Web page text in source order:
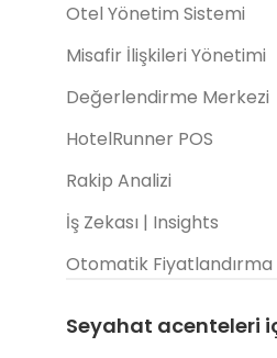
Otel Yönetim Sistemi
Misafir İlişkileri Yönetimi
Değerlendirme Merkezi
HotelRunner POS
Rakip Analizi
İş Zekası | Insights
Otomatik
Seyahat acenteleri